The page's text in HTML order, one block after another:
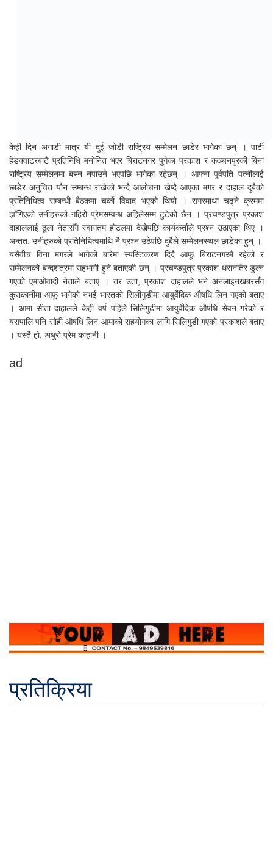
केही दिन अगाडी मात्र यी दुई जोडी राष्ट्रिय सम्मेलन छाडेर भागेका छन् । पार्टी
हेडक्वाटरबाटै प्रतिनिधि मनोनित भएर बिराटनगर पुगेका प्रकाश र कञ्चनपुरकी बिना
राष्ट्रिय सम्मेलनमा बस्न नपाउने भएपछि भागेका रहेछन् । आफ्ना पूर्वपति–पत्नीलाई
छाडेर अनुचित यौन सम्बन्ध राखेको भन्दै आलोचना खेप्दै आएका मगर र दाहाल दुबैको
प्रतिनिधित्व सम्बन्धी बैठकमा चर्को विवाद भएको थियो । सगरमाथा चढ्ने क्रममा
झाँगिएको उनीहरुको गहिरो प्रेमसम्वन्ध अहिलेसम्म टुटेको छैन । प्रचण्डपुत्र प्रकाश
दाहाललाई ठूला नेतासँगै स्वागतम होटलमा देखेपछि कार्यकर्ताले प्रश्न उठाएका थिए ।
अन्तत: उनीहरुको प्रतिनिधित्वमाथि नै प्रश्न उठेपछि दुबैले सम्मेलनस्थल छाडेका हुन् ।
यसैवीच विना मगरले भागेको बारेमा स्पस्टिकरण दिदै आफू बिराटनगरमै रहेको र
सम्मेलनको बन्दशत्रमा सहभागी हुने बताएकी छन् । प्रचण्डपुत्र प्रकाश धरानतिर डुल्न
गएको एमाओवादी नेताले बताए । तर उता, प्रकाश दाहालले भने अनलाइनखबरसँग
कुराकानीमा आफू भागेको नभई भारतको सिलीगुडीमा आयुर्वेदिक औषधि लिन गएको बताए
। आमा सीता दाहालले केही वर्ष पहिले सिलिगुढीमा आयुर्वेदिक औषधि सेवन गरेको र
यसपालि पनि सोही औषधि लिन आमाको सहयोगका लागि सिलिगुडी गएको प्रकाशले बताए
। यस्तै हो, अधुरो प्रेम काहानी ।
ad
प्रतिक्रिया